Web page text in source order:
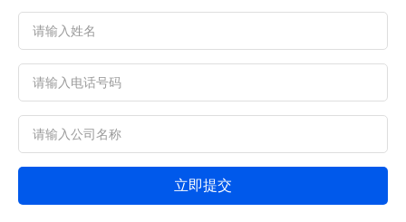
立即提交